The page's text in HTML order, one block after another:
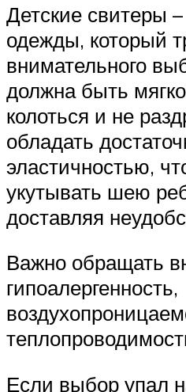
Детские свитеры
одежды, который
внимательного
должна быть
колоться и не
обладать
эластичностью,
укутывать шею
доставляя
Важно обращать
гипоалергенность,
Если выбор упал